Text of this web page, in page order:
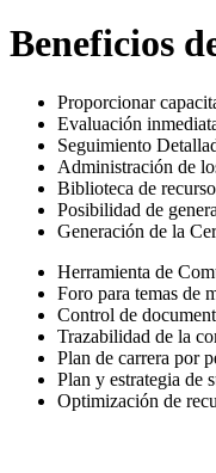
Beneficios
Proporcionar
Evaluación
Seguimiento
Administración de
Biblioteca de
Posibilidad de
Generación de la
Herramienta de
Foro para temas de
Control de
Trazabilidad de la
Plan de carrera por
Plan y estrategia de
Optimización de